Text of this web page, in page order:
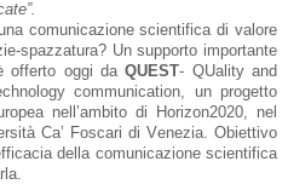
comunicazione scientifica di valore
spazzatura? Un supporto importante
offerto oggi daQUEST- QUality and
communication, un progetto
nell’ambito di Horizon2020, nel
Ca’ Foscari di Venezia. Obiettivo
della comunicazione scientifica